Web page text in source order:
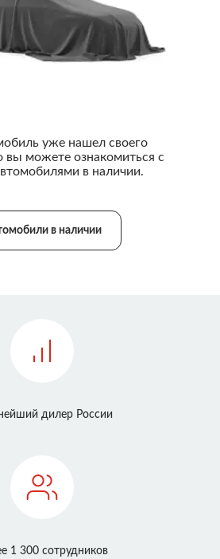
уже нашел своего
вы можете ознакомиться с
в наличии.
в наличии
дилер России
1 300 сотрудников